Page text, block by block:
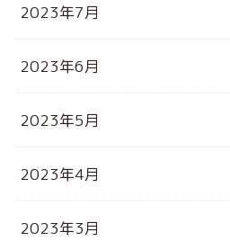
2023年7月
2023年6月
2023年5月
2023年4月
2023年3月